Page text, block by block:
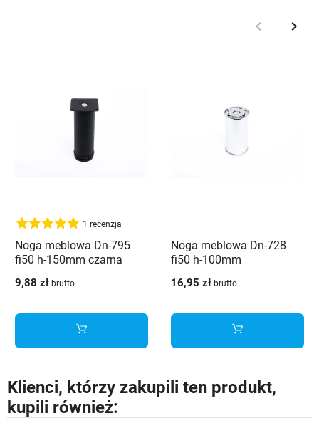
Poprzedni
keyboard_arrow_left keyboard_arrow_right
1 recenzja
Noga meblowa Dn-795
fi50 h-150mm czarna
9,88 zł brutto
Noga meblowa Dn-728
fi50 h-100mm
16,95 zł brutto
Klienci, którzy zakupili ten produkt,
kupili również: